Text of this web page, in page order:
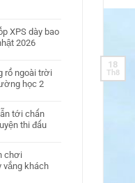
XPS dày bao
2026
rổ ngoài trời
học 2
tới chấn
thi đấu
chơi
vắng khách
18
Th8